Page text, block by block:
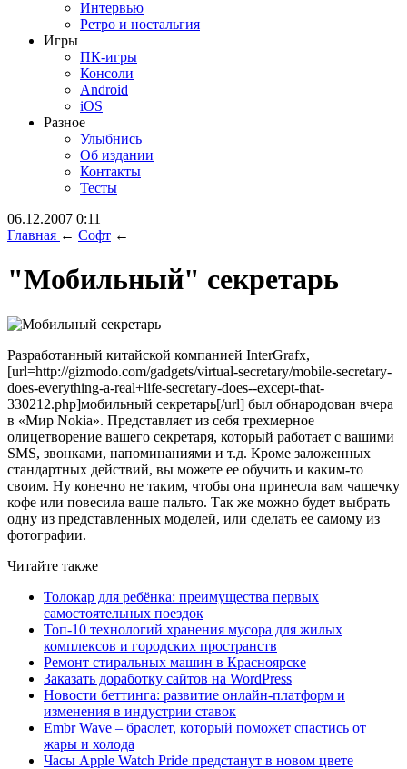
Интервью
Ретро и ностальгия
Игры
ПК-игры
Консоли
Android
iOS
Разное
Улыбнись
Об издании
Контакты
Тесты
06.12.2007 0:11
Главная ← Софт ←
"Мобильный" секретарь
Разработанный китайской компанией InterGrafx,
[url=http://gizmodo.com/gadgets/virtual-secretary/mobile-secretary-
does-everything-a-real+life-secretary-does--except-that-
330212.php]мобильный секретарь[/url] был обнародован вчера
в «Мир Nokia». Представляет из себя трехмерное
олицетворение вашего секретаря, который работает с вашими
SMS, звонками, напоминаниями и т.д. Кроме заложенных
стандартных действий, вы можете ее обучить и каким-то
своим. Ну конечно не таким, чтобы она принесла вам чашечку
кофе или повесила ваше пальто. Так же можно будет выбрать
одну из представленных моделей, или сделать ее самому из
фотографии.
Читайте также
Толокар для ребёнка: преимущества первых
самостоятельных поездок
Топ-10 технологий хранения мусора для жилых
комплексов и городских пространств
Ремонт стиральных машин в Красноярске
Заказать доработку сайтов на WordPress
Новости беттинга: развитие онлайн-платформ и
изменения в индустрии ставок
Embr Wave – браслет, который поможет спастись от
жары и холода
Часы Apple Watch Pride предстанут в новом цвете